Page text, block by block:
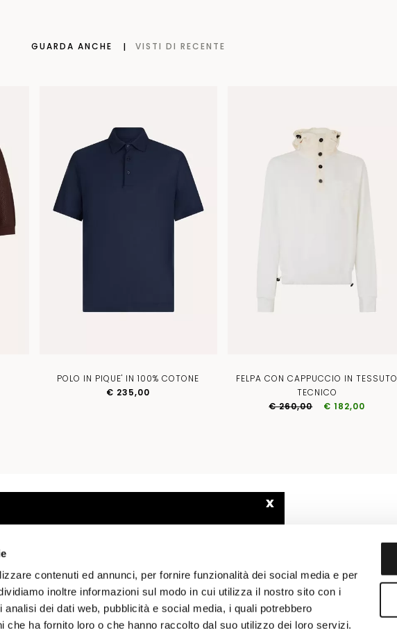
contenuti ed annunci, per fornire funzionalità dei social media e per
inoltre informazioni sul modo in cui utilizza il nostro sito con i
dei dati web, pubblicità e social media, i quali potrebbero
che ha fornito loro o che hanno raccolto dal suo utilizzo dei loro servizi.
GUARDA ANCHE VISTI DI RECENTE
POLO IN PIQUE' IN 100% COTONE
€ 235,00
FELPA CON CAPPUCCIO IN TESSUTO
TECNICO
€ 260,00
€ 182,00
JOIN THE COMMUNITY
DONNA UOMO
x
APPLIED ACCORDING TO THE COUNTRY OF SHIPMENT.
CONFIRM EDIT